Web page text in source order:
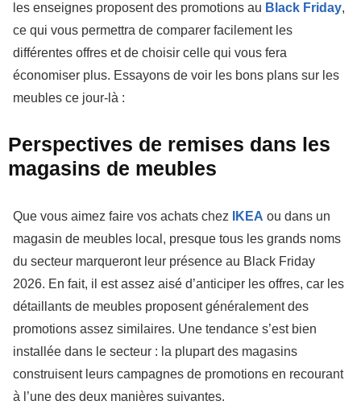
les enseignes proposent des promotions au Black Friday,
ce qui vous permettra de comparer facilement les
différentes offres et de choisir celle qui vous fera
économiser plus. Essayons de voir les bons plans sur les
meubles ce jour-là :
Perspectives de remises dans les
magasins de meubles
Que vous aimez faire vos achats chez IKEA ou dans un
magasin de meubles local, presque tous les grands noms
du secteur marqueront leur présence au Black Friday
2026. En fait, il est assez aisé d’anticiper les offres, car les
détaillants de meubles proposent généralement des
promotions assez similaires. Une tendance s’est bien
installée dans le secteur : la plupart des magasins
construisent leurs campagnes de promotions en recourant
à l’une des deux manières suivantes.